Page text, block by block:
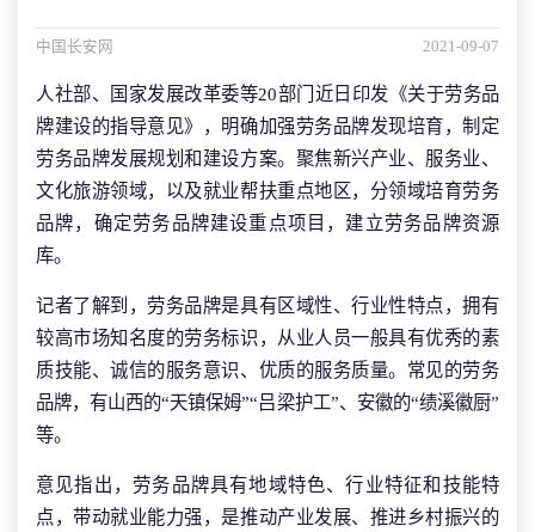
中国长安网 2021-09-07
人社部、国家发展改革委等20部门近日印发《关于劳务品
牌建设的指导意见》，明确加强劳务品牌发现培育，制定
劳务品牌发展规划和建设方案。聚焦新兴产业、服务业、
文化旅游领域，以及就业帮扶重点地区，分领域培育劳务
品牌，确定劳务品牌建设重点项目，建立劳务品牌资源
库。
记者了解到，劳务品牌是具有区域性、行业性特点，拥有
较高市场知名度的劳务标识，从业人员一般具有优秀的素
质技能、诚信的服务意识、优质的服务质量。常见的劳务
品牌，有山西的“天镇保姆”“吕梁护工”、安徽的“绩溪徽厨”
等。
意见指出，劳务品牌具有地域特色、行业特征和技能特
点，带动就业能力强，是推动产业发展、推进乡村振兴的